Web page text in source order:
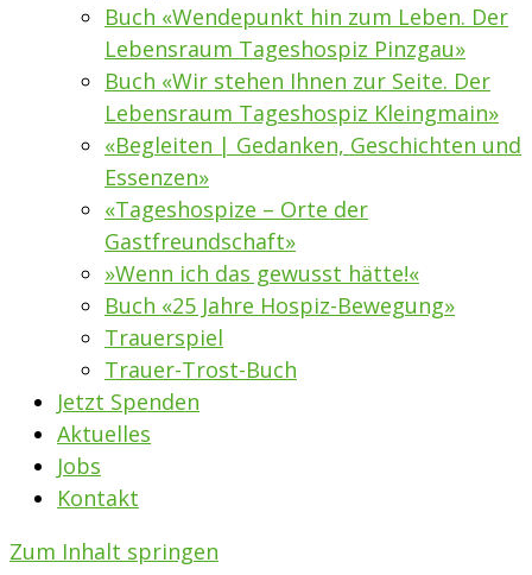
Buch «Wendepunkt hin zum Leben. Der
Lebensraum Tageshospiz Pinzgau»
Buch «Wir stehen Ihnen zur Seite. Der
Lebensraum Tageshospiz Kleingmain»
«Begleiten | Gedanken, Geschichten und
Essenzen»
«Tageshospize – Orte der
Gastfreundschaft»
»Wenn ich das gewusst hätte!«
Buch «25 Jahre Hospiz-Bewegung»
Trauerspiel
Trauer-Trost-Buch
Jetzt Spenden
Aktuelles
Jobs
Kontakt
Zum Inhalt springen